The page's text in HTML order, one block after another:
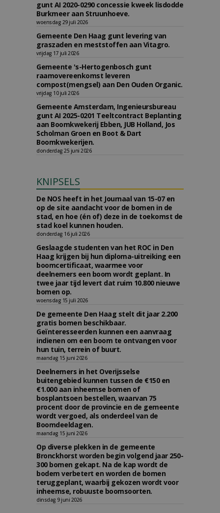
gunt AI 2020-0290 concessie kweek lisdodde
Burkmeer aan Struunhoeve.
woensdag 29 juli 2026
Gemeente Den Haag gunt levering van
graszaden en meststoffen aan Vitagro.
vrijdag 17 juli 2026
Gemeente 's-Hertogenbosch gunt
raamovereenkomst leveren
compost(mengsel) aan Den Ouden Organic.
vrijdag 10 juli 2026
Gemeente Amsterdam, Ingenieursbureau
gunt AI 2025-0201 Teeltcontract Beplanting
aan Boomkwekerij Ebben, JUB Holland, Jos
Scholman Groen en Boot & Dart
Boomkwekerijen.
donderdag 25 juni 2026
KNIPSELS
De NOS heeft in het Journaal van 15-07 en
op de site aandacht voor de bomen in de
stad, en hoe (én of) deze in de toekomst de
stad koel kunnen houden.
donderdag 16 juli 2026
Geslaagde studenten van het ROC in Den
Haag krijgen bij hun diploma-uitreiking een
boomcertificaat, waarmee voor
deelnemers een boom wordt geplant. In
twee jaar tijd levert dat ruim 10.800 nieuwe
bomen op.
woensdag 15 juli 2026
De gemeente Den Haag stelt dit jaar 2.200
gratis bomen beschikbaar.
Geïnteresseerden kunnen een aanvraag
indienen om een boom te ontvangen voor
hun tuin, terrein of buurt.
maandag 15 juni 2026
Deelnemers in het Overijsselse
buitengebied kunnen tussen de €150 en
€1.000 aan inheemse bomen of
bosplantsoen bestellen, waarvan 75
procent door de provincie en de gemeente
wordt vergoed, als onderdeel van de
Boomdeeldagen.
maandag 15 juni 2026
Op diverse plekken in de gemeente
Bronckhorst worden begin volgend jaar 250-
300 bomen gekapt. Na de kap wordt de
bodem verbetert en worden de bomen
teruggeplant, waarbij gekozen wordt voor
inheemse, robuuste boomsoorten.
dinsdag 9 juni 2026